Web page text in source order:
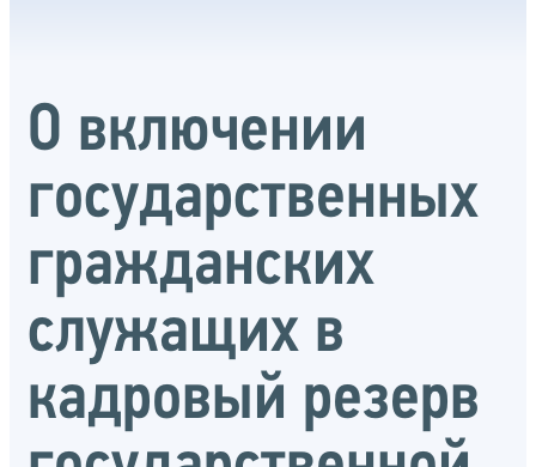
О включении
государственных
гражданских
служащих в
кадровый резерв